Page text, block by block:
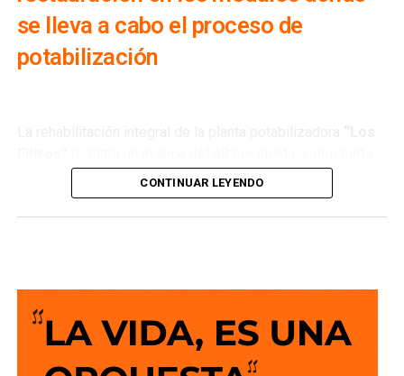
se lleva a cabo el proceso de
potabilización
de los trabajos que realizaInterapas para modernizar una
de las principales fuentes de abastecimiento de agua
potable de la zona metropolitana.
ofrecer un servicio más confiable para miles de familias.
La semana pasada concluyeron los trabajos de
mantenimiento y restauración en los módulos donde se
CONTINUAR LEYENDO